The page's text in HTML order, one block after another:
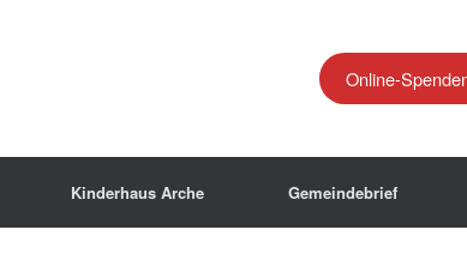
Online-
Kinderhaus Arche Gemeindebrief